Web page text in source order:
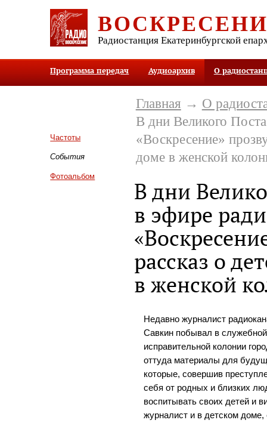
Радиостанция Екатеринбургской
Программа передач Аудиоархив О
Частоты
События
Фотоальбом
Главная → О
В дни Великого
«Воскресение»
доме в женской
В дни
в эфире
рассказ о
в женской
Недавно журналист
Савкин побывал в
исправительной колонии
оттуда материалы для
которые, совершив
себя от родных и близких
воспитывать своих детей и
журналист и в детском